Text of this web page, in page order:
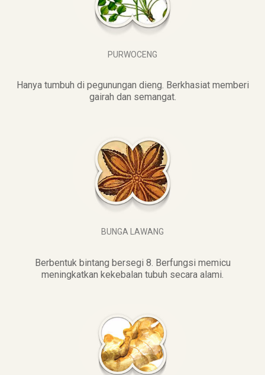
PURWOCENG
Hanya tumbuh di pegunungan dieng. Berkhasiat memberi
gairah dan semangat.
BUNGA LAWANG
Berbentuk bintang bersegi 8. Berfungsi memicu
meningkatkan kekebalan tubuh secara alami.